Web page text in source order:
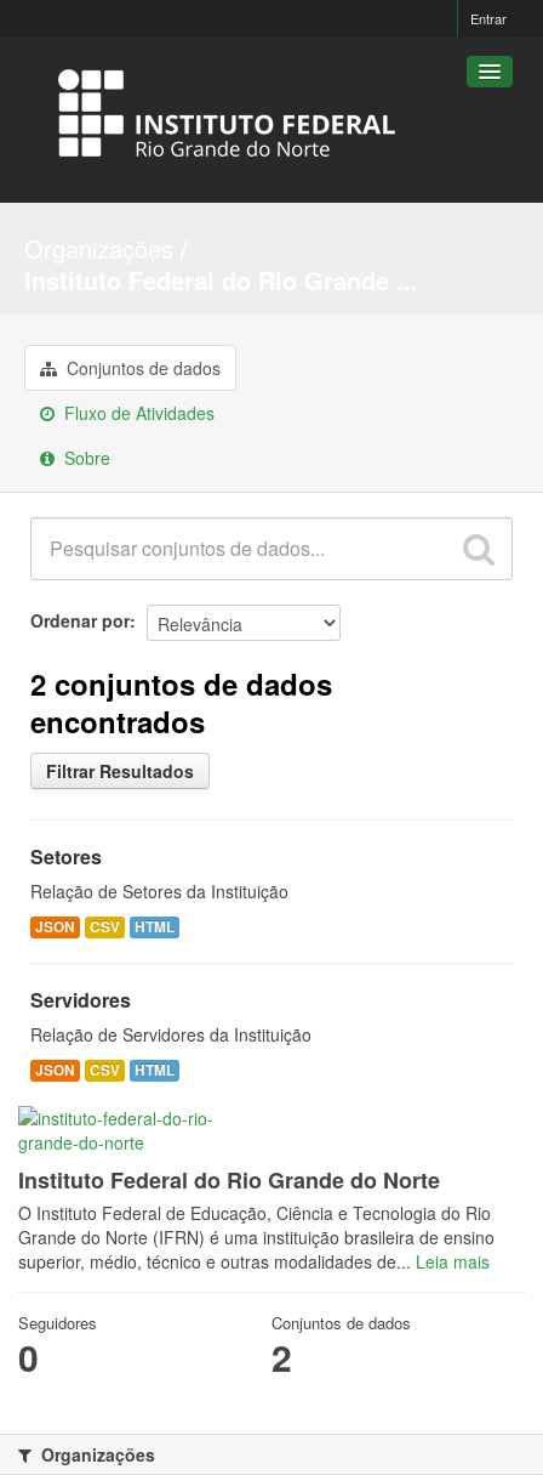
Entrar
Sobre
Conjuntos de dados
Fluxo de Atividades
Sobre
Ordenar por
2 conjuntos de dados
encontrados
Filtrar Resultados
Setores
Relação de Setores da Instituição
JSON CSV HTML
Servidores
Relação de Servidores da Instituição
JSON CSV HTML
Instituto Federal do Rio Grande do Norte
O Instituto Federal de Educação, Ciência e Tecnologia do Rio
Grande do Norte (IFRN) é uma instituição brasileira de ensino
superior, médio, técnico e outras modalidades de... Leia mais
Seguidores
0
Conjuntos de dados
2
Organizações